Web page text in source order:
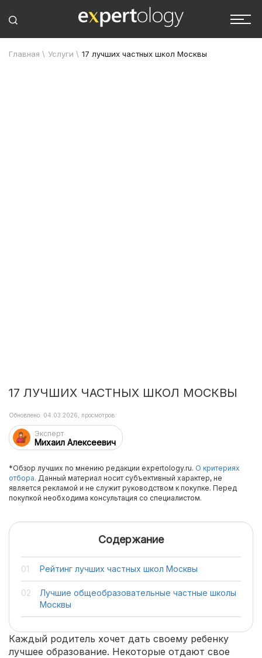
Главная \ Услуги \ 17 лучших частных школ Москвы
17 ЛУЧШИХ ЧАСТНЫХ ШКОЛ МОСКВЫ
Эксперт
Михаил Алексеевич
Обновлено: 04.03.2026, просмотров:
*Обзор лучших по мнению редакции expertology.ru. О критериях
отбора. Данный материал носит субъективный характер, не
является рекламой и не служит руководством к покупке. Перед
покупкой необходима консультация со специалистом.
Содержание
Рейтинг лучших частных школ Москвы
Лучшие общеобразовательные частные школы
Москвы
Каждый родитель хочет дать своему ребенку
лучшее образование. Некоторые отдают свое